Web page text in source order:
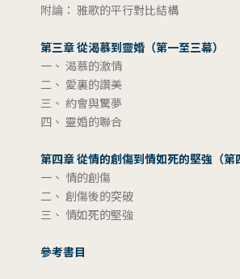
附論： 雅歌的平行對比結構
第三章 從渴慕到靈婚（第一至三幕）
一、 渴慕的激情
二、 愛裏的讚美
三、 約會與驚夢
四、 靈婚的聯合
第四章 從情的創傷到情如死的堅強（第
一、 情的創傷
二、 創傷後的突破
三、 情如死的堅強
參考書目